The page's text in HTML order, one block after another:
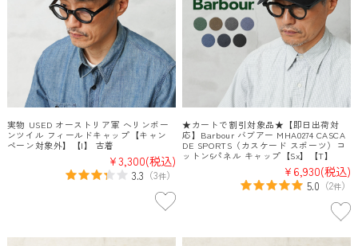
実物 USED オーストリア軍 へリンボー
ンツイル フィールドキャップ【キャン
ペーン対象外】【I】 古着
¥3,300(税込)
3.3 （3件）
★カートで割引対象品★【即日出荷対
応】Barbour バブアー MHA0274 CASCA
DE SPORTS（カスケード スポーツ）コ
ットン6パネル キャップ【Sx】【T】
¥6,930(税込)
5.0 （2件）